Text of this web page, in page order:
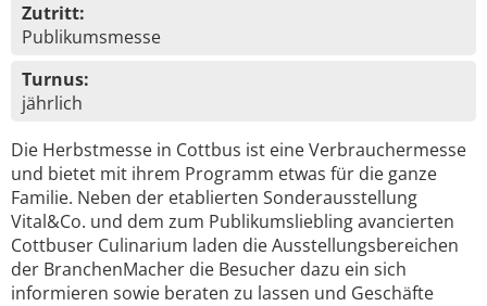
Zutritt:
Publikumsmesse
Turnus:
jährlich
Die Herbstmesse in Cottbus ist eine Verbrauchermesse
und bietet mit ihrem Programm etwas für die ganze
Familie. Neben der etablierten Sonderausstellung
Vital&Co. und dem zum Publikumsliebling avancierten
Cottbuser Culinarium laden die Ausstellungsbereichen
der BranchenMacher die Besucher dazu ein sich
informieren sowie beraten zu lassen und Geschäfte